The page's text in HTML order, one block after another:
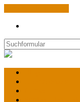
World
Atenzas